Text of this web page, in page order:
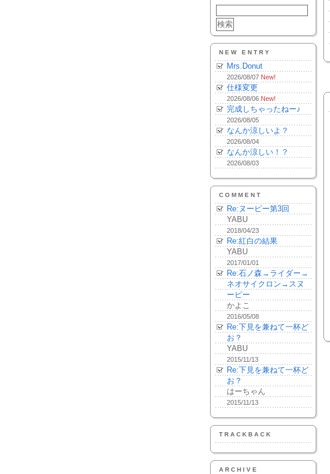
NEW ENTRY
Mrs.Donut
2026/08/07 New!
仕様変更
2026/08/06 New!
完成しちゃったねー♪
2026/08/05
なんか涼しいよ？
2026/08/04
なんか涼しい！？
2026/08/03
COMMENT
Re:ヌーピー第3回
YABU
2018/04/23
Re:紅白の結果
YABU
2017/01/01
Re:石ノ森→ライダー→
ネオサイクロン→スヌ
ーピー
かよこ
2016/05/08
Re:下見を兼ねて一杯ど
お？
YABU
2015/11/13
Re:下見を兼ねて一杯ど
お？
はーちゃん
2015/11/13
TRACKBACK
ARCHIVE